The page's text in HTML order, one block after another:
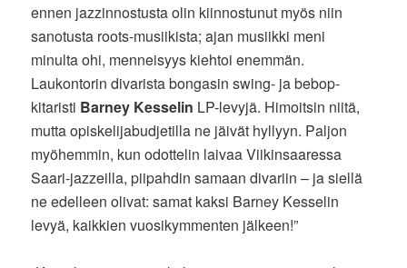
ennen jazzinnostusta olin kiinnostunut myös niin
sanotusta roots-musiikista; ajan musiikki meni
minulta ohi, menneisyys kiehtoi enemmän.
Laukontorin divarista bongasin swing- ja bebop-
kitaristi Barney Kesselin LP-levyjä. Himoitsin niitä,
mutta opiskelijabudjetilla ne jäivät hyllyyn. Paljon
myöhemmin, kun odottelin laivaa Viikinsaaressa
Saari-jazzeilla, piipahdin samaan divariin – ja siellä
ne edelleen olivat: samat kaksi Barney Kesselin
levyä, kaikkien vuosikymmenten jälkeen!”